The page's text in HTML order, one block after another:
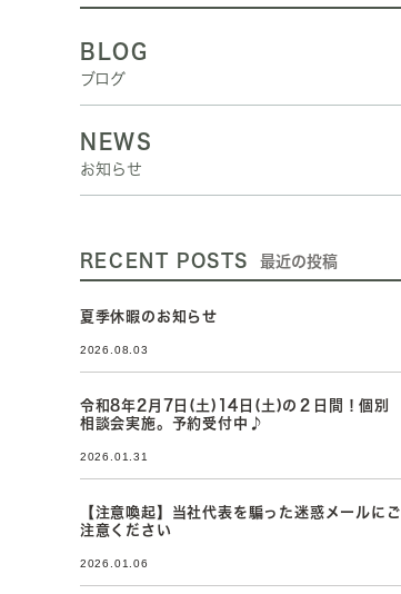
BLOG
ブログ
NEWS
お知らせ
RECENT POSTS 最近の投稿
夏季休暇のお知らせ
2026.08.03
令和8年2月7日(土)14日(土)の２日間！個別
相談会実施。予約受付中♪
2026.01.31
【注意喚起】当社代表を騙った迷惑メールにご
注意ください
2026.01.06